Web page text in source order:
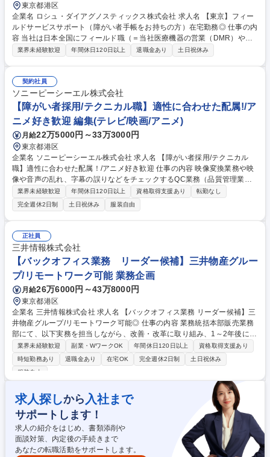
東京都港区
企業名 ロシュ・ダイアグノスティックス株式会社 求人名 【東京】フィー
ルドサービスサポート（障がい者手帳をお持ちの方）在宅勤務◎ 仕事の内
容 当社は日本全国にフィールド職（＝当社医療機器の営業（DMR）や、
保守点検・修理を行うフィールドサービスエンジニア等）を配置してお
窓口業務■外注管理業務（定期点検実施確認、請求対応など）■フィールド
職の作業着などの管理業務（アラマーク社との窓口）■フィールド職のモ
バイル関連支援業務（cobasLink用ルータなどの管理）■フィールド職の e
-learning のアサイン管理業務■社内向け Monthly Letter などの作成 募集
職種 【東京】フィールドサービスサポート（障がい者手帳をお持ちの方）
在宅勤務◎
業界未経験歓迎 年間休日120日以上 退職金あり 土日祝休み
契約社員
ソニーピーシーエル株式会社
【障がい者採用/テクニカル職】適性に合わせた配属!/ア
ニメ好き歓迎 編集(テレビ/映画/アニメ)
月給22万5000円～33万3000円
東京都港区
企業名 ソニーピーシーエル株式会社 求人名 【障がい者採用/テクニカル
職】適性に合わせた配属！/アニメ好き歓迎 仕事の内容 映像変換業務や映
像や音声の乱れ、字幕の誤りなどをチェックするQC業務（品質管理業
務）をお任せします※スキルの高い方は編集もお任せします。配属先やお
任せする業務は適性に合わせ検討させていただきます。 【具体的には】
（配属先によって業務内容は異なります）■QC業務：映像や音声に乱れが
ないか、字幕に誤りがないかなどをチェックする品質管理業務■映像変換
業務：各種映像データの変換作業■データチェック：各種データの確認作
業■その他、テクニカル職として映像制作をサポートする業務※適性やご
希望に応じ配属先を検討します。入社後はしっかりと育成・フォローを行
いますのでご安心ください。 募集職種 【障がい者採用/テクニカル職】適
性に合わせた配属！/アニメ好き歓迎
業界未経験歓迎 年間休日120日以上 資格取得支援あり
転勤なし
完全週休2日制
土日祝休み 服装自由
正社員
三井情報株式会社
【バックオフィス業務 リーダー候補】三井物産グルー
プ/リモートワーク可能 業務企画
月給26万6000円～43万8000円
東京都港区
企業名 三井情報株式会社 求人名 【バックオフィス業務 リーダー候補】三
井物産グループ/リモートワーク可能◎ 仕事の内容 業務統括本部販売業務
部にて、以下実務を担当しながら、改善・改革に取り組み、1～2年後には
改善・改革を中心的に主導いただく想定です。 ＜1＞約定業務の実務担当
■受注/出荷/売上請求業務の基幹システムへの登録、チェックおよび社内規
定・会計処理に準じているかの確認 ■リーダー候補として、業務の標準
善・改革業務 ■AIや各種デジタルツールを活用した業務プロセスの見直し
と高度化 ■業務プロセスの内部統制の見直しや運用管理 募集職種 【バッ
クオフィス業務 リーダー候補】三井物産グループ/リモートワーク可能◎
業界未経験歓迎 副業・WワークOK 年間休日120日以上
資格取得支援あり
時短勤務あり
退職金あり 在宅OK 完全週休2日制
土日祝休み
服装自由
求人探しから 入社まで
サポートします！
求人の紹介をはじめ、書類添削や
面談対策、内定後の手続きまで
あなたの転職活動をサポートします。